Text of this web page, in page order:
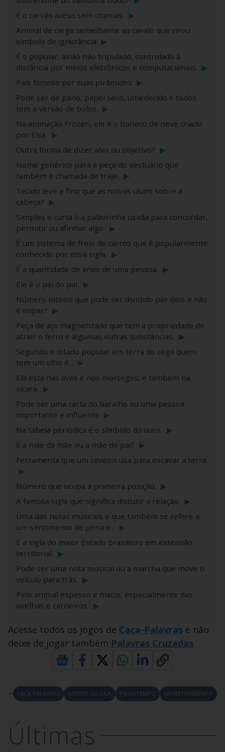
É o carvão aceso sem chamas. ▶
Animal de carga semelhante ao cavalo que virou
símbolo de ignorância ▶
É o popular, avião não tripulado, controlado à
distância por meios eletrônicos e computacionais. ▶
País famoso por suas pirâmides ▶
Pode ser de pano, papel seco, umedecido e todos
tem a versão de bolso. ▶
Na animação Frozen, ele é o boneco de neve criado
por Elsa. ▶
Outra forma de dizer alvo ou objetivo? ▶
Nome genérico para a peça do vestuário que
também é chamada de traje. ▶
Tecido leve e fino que as noivas usam sobre a
cabeça? ▶
Simples e curta é a palavrinha usada para concordar,
permitir ou afirmar algo. ▶
É um sistema de freio de carros que é popularmente
conhecido por essa sigla. ▶
É a quantidade de anos de uma pessoa. ▶
Ele é o pai do pai. ▶
Número inteiro que pode ser dividido por dois e não
é ímpar? ▶
Peça de aço magnetizado que tem a propriedade de
atrair o ferro e algumas outras substâncias. ▶
Segundo o ditado popular em terra de cego quem
tem um olho é... ▶
Ela está nas aves e nos morcegos, e também na
xícara. ▶
Pode ser uma carta do baralho ou uma pessoa
importante e influente ▶
Na tabela periódica é o símbolo do ouro. ▶
É a mãe da mãe ou a mãe do pai? ▶
Ferramenta que um coveiro usa para escavar a terra.
▶
Número que ocupa a primeira posição. ▶
A famosa sigla que significa discutir a relação. ▶
Uma das notas musicais e que também se refere a
um sentimento de pena é... ▶
É a sigla do maior Estado brasileiro em extensão
territorial. ▶
Pode ser uma nota musical ou a marcha que move o
veículo para trás. ▶
Pelo animal espesso e macio, especialmente das
ovelhas e carneiros. ▶
Acesse todos os jogos de Caça-Palavras e não
deixe de jogar também Palavras Cruzadas
CAÇA PALAVRAS ACERTE OU CAIA PASSATEMPO ENTRETENIMENTO
Últimas